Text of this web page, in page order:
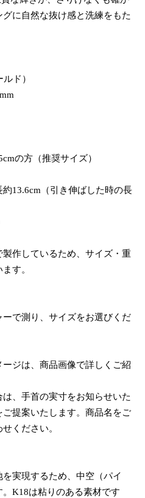
に自然な抜け感と洗練をもた
ド）
の方（推奨サイズ）
約13.6cm（引き伸ばした時の長
作しているため、サイズ・重
す。
で測り、サイズをお選びくだ
ジは、商品画像で詳しくご紹
、手首の実寸をお知らせいた
提案いたします。商品名をご
ください。
実現するため、中空（パイ
K18は粘りのある素材です